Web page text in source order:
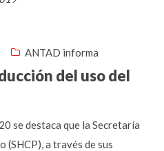
ANTAD informa
del uso del
se destaca que la Secretaría
(SHCP), a través de sus